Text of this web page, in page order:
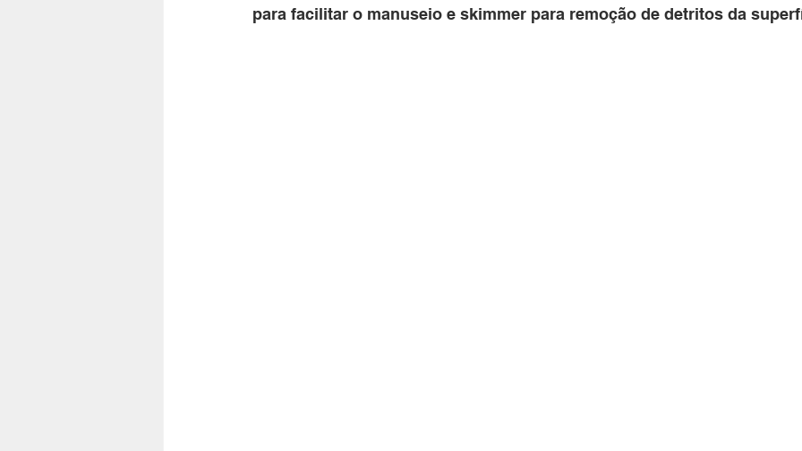
para facilitar o manuseio e skimmer para remoção de detritos da